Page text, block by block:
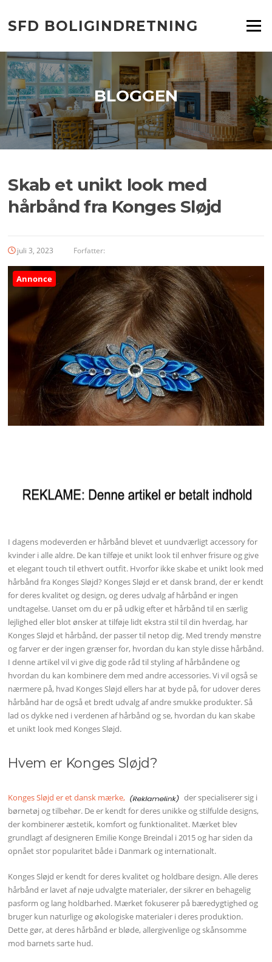
indhold
SFD BOLIGINDRETNING Menu
BLOGGEN
Skab et unikt look med
hårbånd fra Konges Sløjd
juli 3, 2023 Forfatter:
Annonce
I dagens modeverden er hårbånd blevet et uundværligt accessory for
kvinder i alle aldre. De kan tilføje et unikt look til enhver frisure og give
et elegant touch til ethvert outfit. Hvorfor ikke skabe et unikt look med
hårbånd fra Konges Sløjd? Konges Sløjd er et dansk brand, der er kendt
for deres kvalitet og design, og deres udvalg af hårbånd er ingen
undtagelse. Uanset om du er på udkig efter et hårbånd til en særlig
lejlighed eller blot ønsker at tilføje lidt ekstra stil til din hverdag, har
Konges Sløjd et hårbånd, der passer til netop dig. Med trendy mønstre
og farver er der ingen grænser for, hvordan du kan style disse hårbånd.
I denne artikel vil vi give dig gode råd til styling af hårbåndene og
hvordan du kan kombinere dem med andre accessories. Vi vil også se
nærmere på, hvad Konges Sløjd ellers har at byde på, for udover deres
hårbånd har de også et bredt udvalg af andre smukke produkter. Så
lad os dykke ned i verdenen af hårbånd og se, hvordan du kan skabe
et unikt look med Konges Sløjd.
Hvem er Konges Sløjd?
Konges Sløjd er et dansk mærke,
der specialiserer sig i
børnetøj og tilbehør. De er kendt for deres unikke og stilfulde designs,
der kombinerer æstetik, komfort og funktionalitet. Mærket blev
grundlagt af designeren Emilie Konge Breindal i 2015 og har siden da
opnået stor popularitet både i Danmark og internationalt.
Konges Sløjd er kendt for deres kvalitet og holdbare design. Alle deres
hårbånd er lavet af nøje udvalgte materialer, der sikrer en behagelig
pasform og lang holdbarhed. Mærket fokuserer på bæredygtighed og
bruger kun naturlige og økologiske materialer i deres produktion.
Dette gør, at deres hårbånd er bløde, allergivenlige og skånsomme
mod barnets sarte hud.